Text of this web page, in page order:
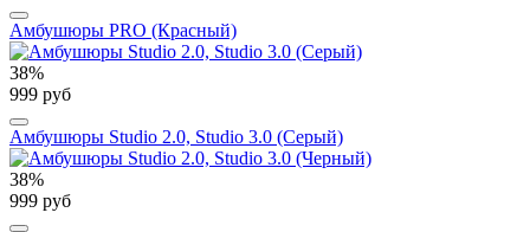
Амбушюры PRO (Красный)
38%
999 руб
Амбушюры Studio 2.0, Studio 3.0 (Серый)
38%
999 руб